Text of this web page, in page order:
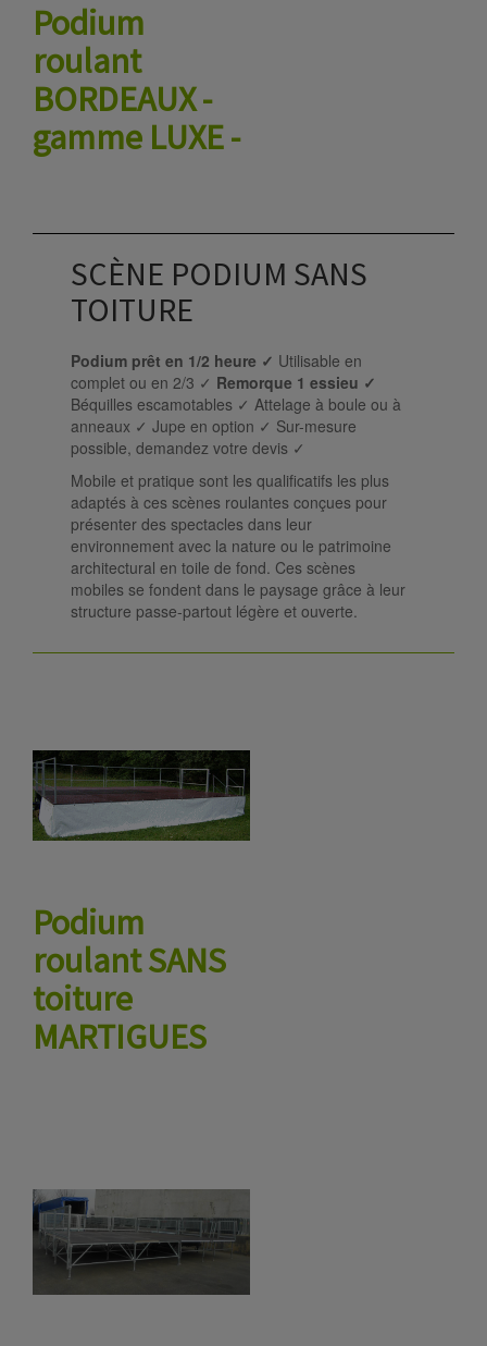
Podium
roulant
BORDEAUX -
gamme LUXE -
SCÈNE PODIUM SANS
TOITURE
Podium prêt en 1/2 heure ✓ Utilisable en
complet ou en 2/3 ✓ Remorque 1 essieu ✓
Béquilles escamotables ✓ Attelage à boule ou à
anneaux ✓ Jupe en option ✓ Sur-mesure
possible, demandez votre devis ✓
Mobile et pratique sont les qualificatifs les plus
adaptés à ces scènes roulantes conçues pour
présenter des spectacles dans leur
environnement avec la nature ou le patrimoine
architectural en toile de fond. Ces scènes
mobiles se fondent dans le paysage grâce à leur
structure passe-partout légère et ouverte.
Podium
roulant SANS
toiture
MARTIGUES